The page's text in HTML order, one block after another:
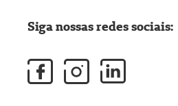
Siga nossas redes sociais: